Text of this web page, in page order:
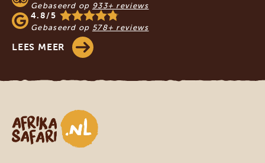
Gebaseerd op 933+ reviews
4.8/5
Gebaseerd op 578+ reviews
LEES MEER
Afrika safari